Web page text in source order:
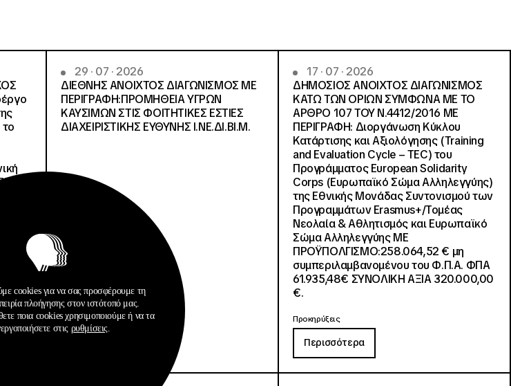
29 · 07 · 2026
ΔΙΕΘΝΗΣ ΑΝΟΙΧΤΟΣ ΔΙΑΓΩΝΙΣΜΟΣ ΜΕ
ΠΕΡΙΓΡΑΦΗ:ΠΡΟΜΗΘΕΙΑ ΥΓΡΩΝ
ΚΑΥΣΙΜΩΝ ΣΤΙΣ ΦΟΙΤΗΤΙΚΕΣ ΕΣΤΙΕΣ
ΔΙΑΧΕΙΡΙΣΤΙΚΗΣ ΕΥΘΥΝΗΣ Ι.ΝΕ.ΔΙ.ΒΙ.Μ.
Προκηρύξεις
17 · 07 · 2026
ΔΗΜΟΣΙΟΣ ΑΝΟΙΧΤΟΣ ΔΙΑΓΩΝΙΣΜΟΣ
ΚΑΤΩ ΤΩΝ ΟΡΙΩΝ ΣΥΜΦΩΝΑ ΜΕ ΤΟ
ΑΡΘΡΟ 107 ΤΟΥ Ν.4412/2016 ΜΕ
ΠΕΡΙΓΡΑΦΗ: Διοργάνωση Κύκλου
Κατάρτισης και Αξιολόγησης (Training
and Evaluation Cycle – TEC) του
Προγράμματος European Solidarity
Corps (Ευρωπαϊκό Σώμα Αλληλεγγύης)
της Εθνικής Μονάδας Συντονισμού των
Προγραμμάτων Erasmus+/Τομέας
Νεολαία & Αθλητισμός και Ευρωπαϊκό
Σώμα Αλληλεγγύης ΜΕ
ΠΡΟΫΠΟΛΓΙΣΜΟ:258.064,52 € μη
συμπεριλαμβανομένου του Φ.Π.Α. ΦΠΑ
61.935,48€ ΣΥΝΟΛΙΚΗ ΑΞΙΑ 320.000,00
€.
Προκηρύξεις
Περισσότερα
cookies για να σας προσφέρουμε τη
πλοήγησης στον ιστότοπό μας.
ποια cookies χρησιμοποιούμε ή να τα
στις ρυθμίσεις